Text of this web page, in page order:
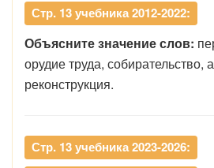
Стр. 13 учебника 2012-2022:
Объясните значение слов:
орудие труда, собирательство,
реконструкция.
Стр. 13 учебника 2023-2026: